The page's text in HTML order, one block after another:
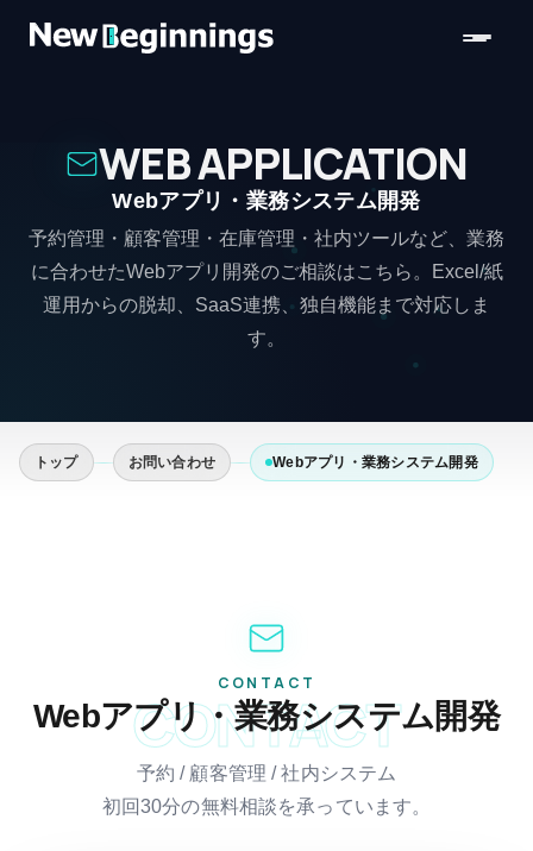
WEB APPLICATION
Webアプリ・業務システム開発
予約管理・顧客管理・在庫管理・社内ツールなど、業務
に合わせたWebアプリ開発のご相談はこちら。Excel/紙
運用からの脱却、SaaS連携、独自機能まで対応しま
す。
トップ お問い合わせ Webアプリ・業務システム開発
CONTACT
CONTACT
Webアプリ・業務システム開発
予約 / 顧客管理 / 社内システム
初回30分の無料相談を承っています。